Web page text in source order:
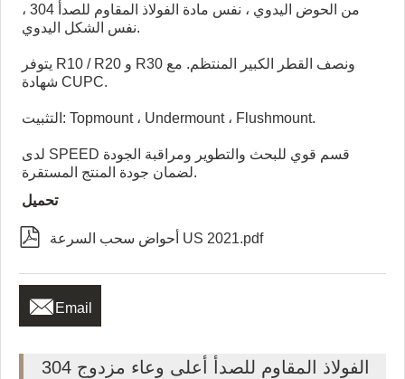
من الحوض اليدوي ، نفس مادة الفولاذ المقاوم للصدأ 304 ،
نفس الشكل اليدوي.
يتوفر R10 / R20 و R30 ونصف القطر الكبير المنتظم. مع
شهادة CUPC.
التثبيت: Topmount ، Undermount ، Flushmount.
لدى SPEED قسم قوي للبحث والتطوير ومراقبة الجودة
لضمان جودة المنتج المستقرة.
تحميل
 أحواض سحب السرعة US 2021.pdf
 Email
304 الفولاذ المقاوم للصدأ أعلى وعاء مزدوج